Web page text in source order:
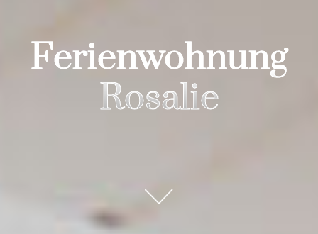
Ferienwohnung
Rosalie